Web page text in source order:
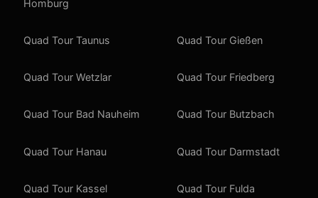
Homburg
Quad Tour Taunus Quad Tour Gießen
Quad Tour Wetzlar Quad Tour Friedberg
Quad Tour Bad Nauheim Quad Tour Butzbach
Quad Tour Hanau Quad Tour Darmstadt
Quad Tour Kassel Quad Tour Fulda